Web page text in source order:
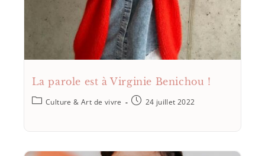
La parole est à Virginie Benichou !
Culture & Art de vivre 24 juillet 2022